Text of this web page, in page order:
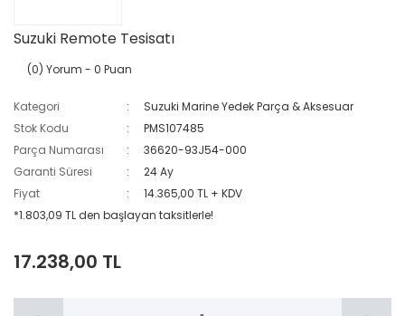
Suzuki Remote Tesisatı
(0) Yorum - 0 Puan
Kategori
Suzuki Marine Yedek Parça & Aksesuar
Stok Kodu
PMS107485
Parça Numarası
36620-93J54-000
Garanti Süresi
24 Ay
Fiyat
14.365,00 TL + KDV
*1.803,09 TL den başlayan taksitlerle!
17.238,00 TL